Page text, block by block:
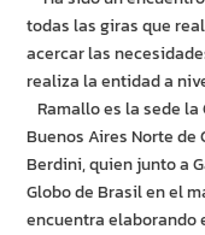
todas las giras que
acercar las
realiza la entidad a
Ramallo es la sede
Buenos Aires Norte de
Berdini, quien junto a
Globo de Brasil en el
encuentra elaborando